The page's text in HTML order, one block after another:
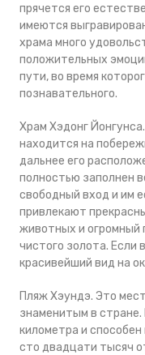
прячется его
имеются
храма много
положительных
пути, во время
познавательного.
Храм Хэдонг
находится на
дальнее его
полностью заполнен
свободный вход и им
привлекают
животных и огромный
чистого золота. Если
красивейший вид на
Пляж Хэундэ. Это
знаменитым в
километра и
сто двадцати тысяч